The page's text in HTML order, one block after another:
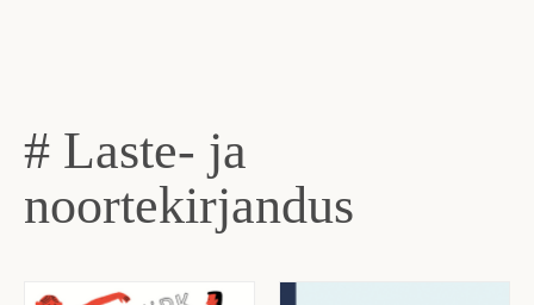
# Laste- ja
noortekirjandus